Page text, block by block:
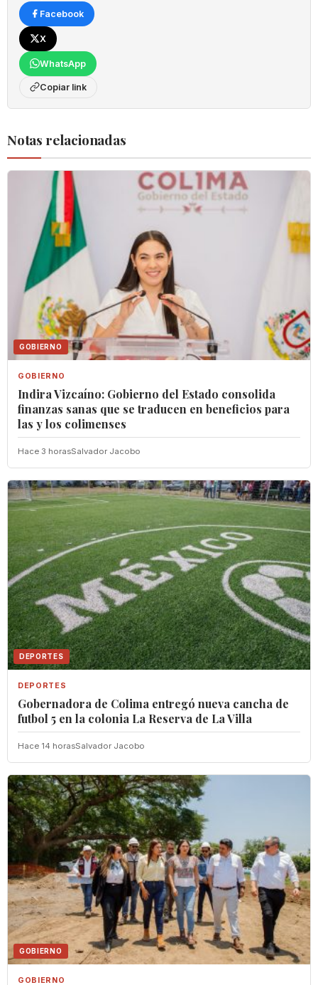
Facebook
X
WhatsApp
Copiar link
Notas relacionadas
GOBIERNO
GOBIERNO
Indira Vizcaíno: Gobierno del Estado consolida
finanzas sanas que se traducen en beneficios para
las y los colimenses
Hace 3 horasSalvador Jacobo
DEPORTES
DEPORTES
Gobernadora de Colima entregó nueva cancha de
futbol 5 en la colonia La Reserva de La Villa
Hace 14 horasSalvador Jacobo
GOBIERNO
GOBIERNO